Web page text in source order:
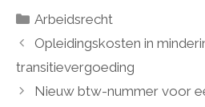
Categorieën
Arbeidsrecht
Opleidingskosten in
transitievergoeding
Nieuw btw-nummer voor